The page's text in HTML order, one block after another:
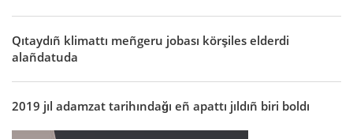
Qıtaydıñ klimattı meñgeru jobası körşiles elderdi
alañdatuda
2019 jıl adamzat tarihındağı eñ apattı jıldıñ biri boldı